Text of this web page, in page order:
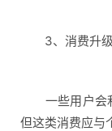
3、消费升级
一些用户会利
但这类消费应与